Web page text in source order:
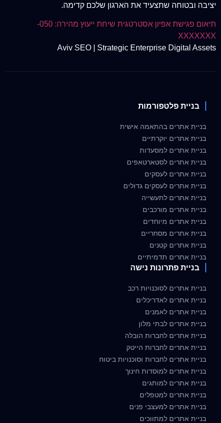
יציבה ובטוחה שתצעיד את הארגון שלכם קדימה.
תיאום פגישת אפיון אסטרטגית
שיחת ייעוץ מהירה: 050-
XXXXXXX
Aviv SEO | Strategic Enterprise Digital Assets
בניית פלטפורמות
בניית אתרים בהתאמה אישית
בניית אתרים יוקרתיים
בניית אתרים למסעדות
בניית אתרים לסטארטאפים
בניית אתרים לעסקים
בניית אתרים לעסקים גדולים
בניית אתרים לתעשייה
בניית אתרים מורכבים
בניית אתרים מיוחדים
בניית אתרים מסחריים
בניית אתרים קטנים
בניית אתרים תדמיתיים
בניית פתרונות נישה
בניית אתרים לסוכנויות רכב
בניית אתרים לאדריכלים
בניית אתרים לאמנים
בניית אתרים לבתי מלון
בניית אתרים לחברות הובלה
בניית אתרים לחברות הייטק
בניית אתרים לחברות וסוכנויות ביטוח
בניית אתרים למוסדות חינוך
בניית אתרים למותגים
בניית אתרים למטפלים
בניית אתרים למעצבי פנים
בניית אתרים למתווכים